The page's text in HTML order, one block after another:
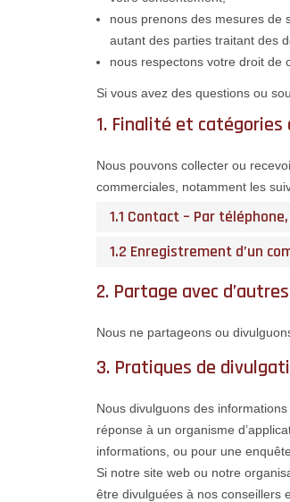
nous prenons des mesures de
autant des parties traitant des
nous respectons votre droit de
Si vous avez des questions ou
1. Finalité et catégories
Nous pouvons collecter ou
commerciales, notamment les
1.1 Contact – Par
1.2 Enregistrement d’un
2. Partage avec
Nous ne partageons ou
3. Pratiques de
Nous divulguons des
réponse à un organisme
informations, ou pour une
Si notre site web ou notre
être divulguées à nos conseillers